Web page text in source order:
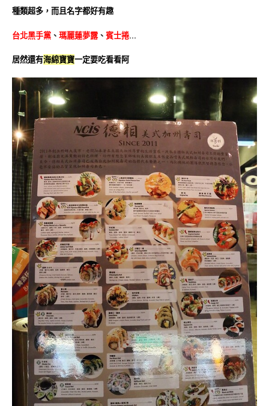
種類超多，而且名字都好有趣
台北黑手黨 、 瑪麗蓮夢露、 賓士捲…
居然還有海綿寶寶一定要吃看看阿